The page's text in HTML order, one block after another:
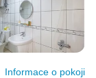
Informace o pokoji